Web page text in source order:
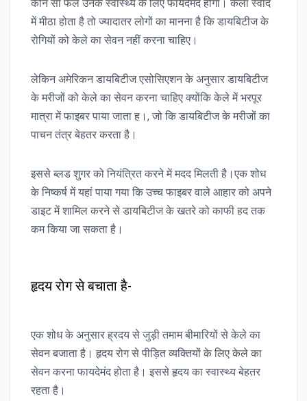
कौन सा फल उनके स्वास्थ्य के लिए फायदेमंद होगा। केला स्वाद
में मीठा होता है तो ज्यादातर लोगों का मानना है कि डायबिटीज के
रोगियों को केले का सेवन नहीं करना चाहिए।
लेकिन अमेरिकन डायबिटीज एसोसिएशन के अनुसार डायबिटीज
के मरीजों को केले का सेवन करना चाहिए क्योंकि केले में भरपूर
मात्रा में फाइबर पाया जाता ह।, जो कि डायबिटीज के मरीजों का
पाचन तंत्र बेहतर करता है।
इससे ब्लड शुगर को नियंत्रित करने में मदद मिलती है।एक शोध
के निष्कर्ष में यहां पाया गया कि उच्च फाइबर वाले आहार को अपने
डाइट में शामिल करने से डायबिटीज के खतरे को काफी हद तक
कम किया जा सकता है।
हृदय रोग से बचाता है-
एक शोध के अनुसार ह्रदय से जुड़ी तमाम बीमारियों से केले का
सेवन बजाता है। हृदय रोग से पीड़ित व्यक्तियों के लिए केले का
सेवन करना फायदेमंद होता है। इससे हृदय का स्वास्थ्य बेहतर
रहता है।